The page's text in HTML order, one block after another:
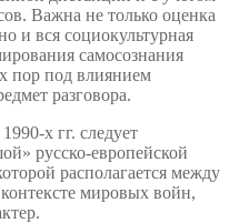
Важна не только оценка
и вся социокультурная
самосознания
пор под влиянием
разговора.
х гг. следует
русско-европейской
располагается между
мировых войн,